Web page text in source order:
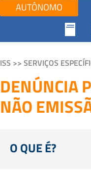
AUTÔNOMO
ISS >> SERVIÇOS
DENÚNCIA
NÃO
O QUE É?